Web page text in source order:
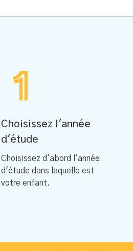
1
Choisissez l'année
d'étude
Choisissez d'abord l'année
d'étude dans laquelle est
votre enfant.